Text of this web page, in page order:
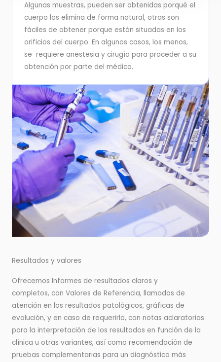
Algunas muestras, pueden ser obtenidas porqué el
cuerpo las elimina de forma natural, otras son
fáciles de obtener porque están situadas en los
orificios del cuerpo. En algunos casos, los menos,
se requiere anestesia y cirugía para proceder a su
obtención por parte del médico.
Resultados y valores
Ofrecemos Informes de resultados claros y
completos, con Valores de Referencia, llamadas de
atención en los resultados patológicos, gráficas de
evolución, y en caso de requerirlo, con notas aclaratorias
para la interpretación de los resultados en función de la
clínica u otras variantes, así como recomendación de
pruebas complementarias para un diagnóstico más